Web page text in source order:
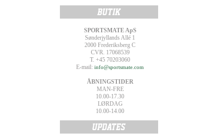
SPORTSMATE ApS
Sønderjyllands Allé 1
2000 Frederiksberg C
CVR. 17068539
T. +45 70203060
E-mail: info@sportsmate.com
ÅBNINGSTIDER
MAN-FRE
10.00-17.30
LØRDAG
10.00-14.00